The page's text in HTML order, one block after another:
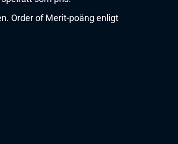
Order of Merit-poäng enligt